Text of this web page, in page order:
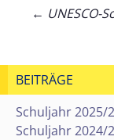
← UNESCO-
BEITRÄGE
Schuljahr 2025/
Schuljahr 2024/